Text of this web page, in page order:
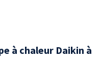
à chaleur Daikin à